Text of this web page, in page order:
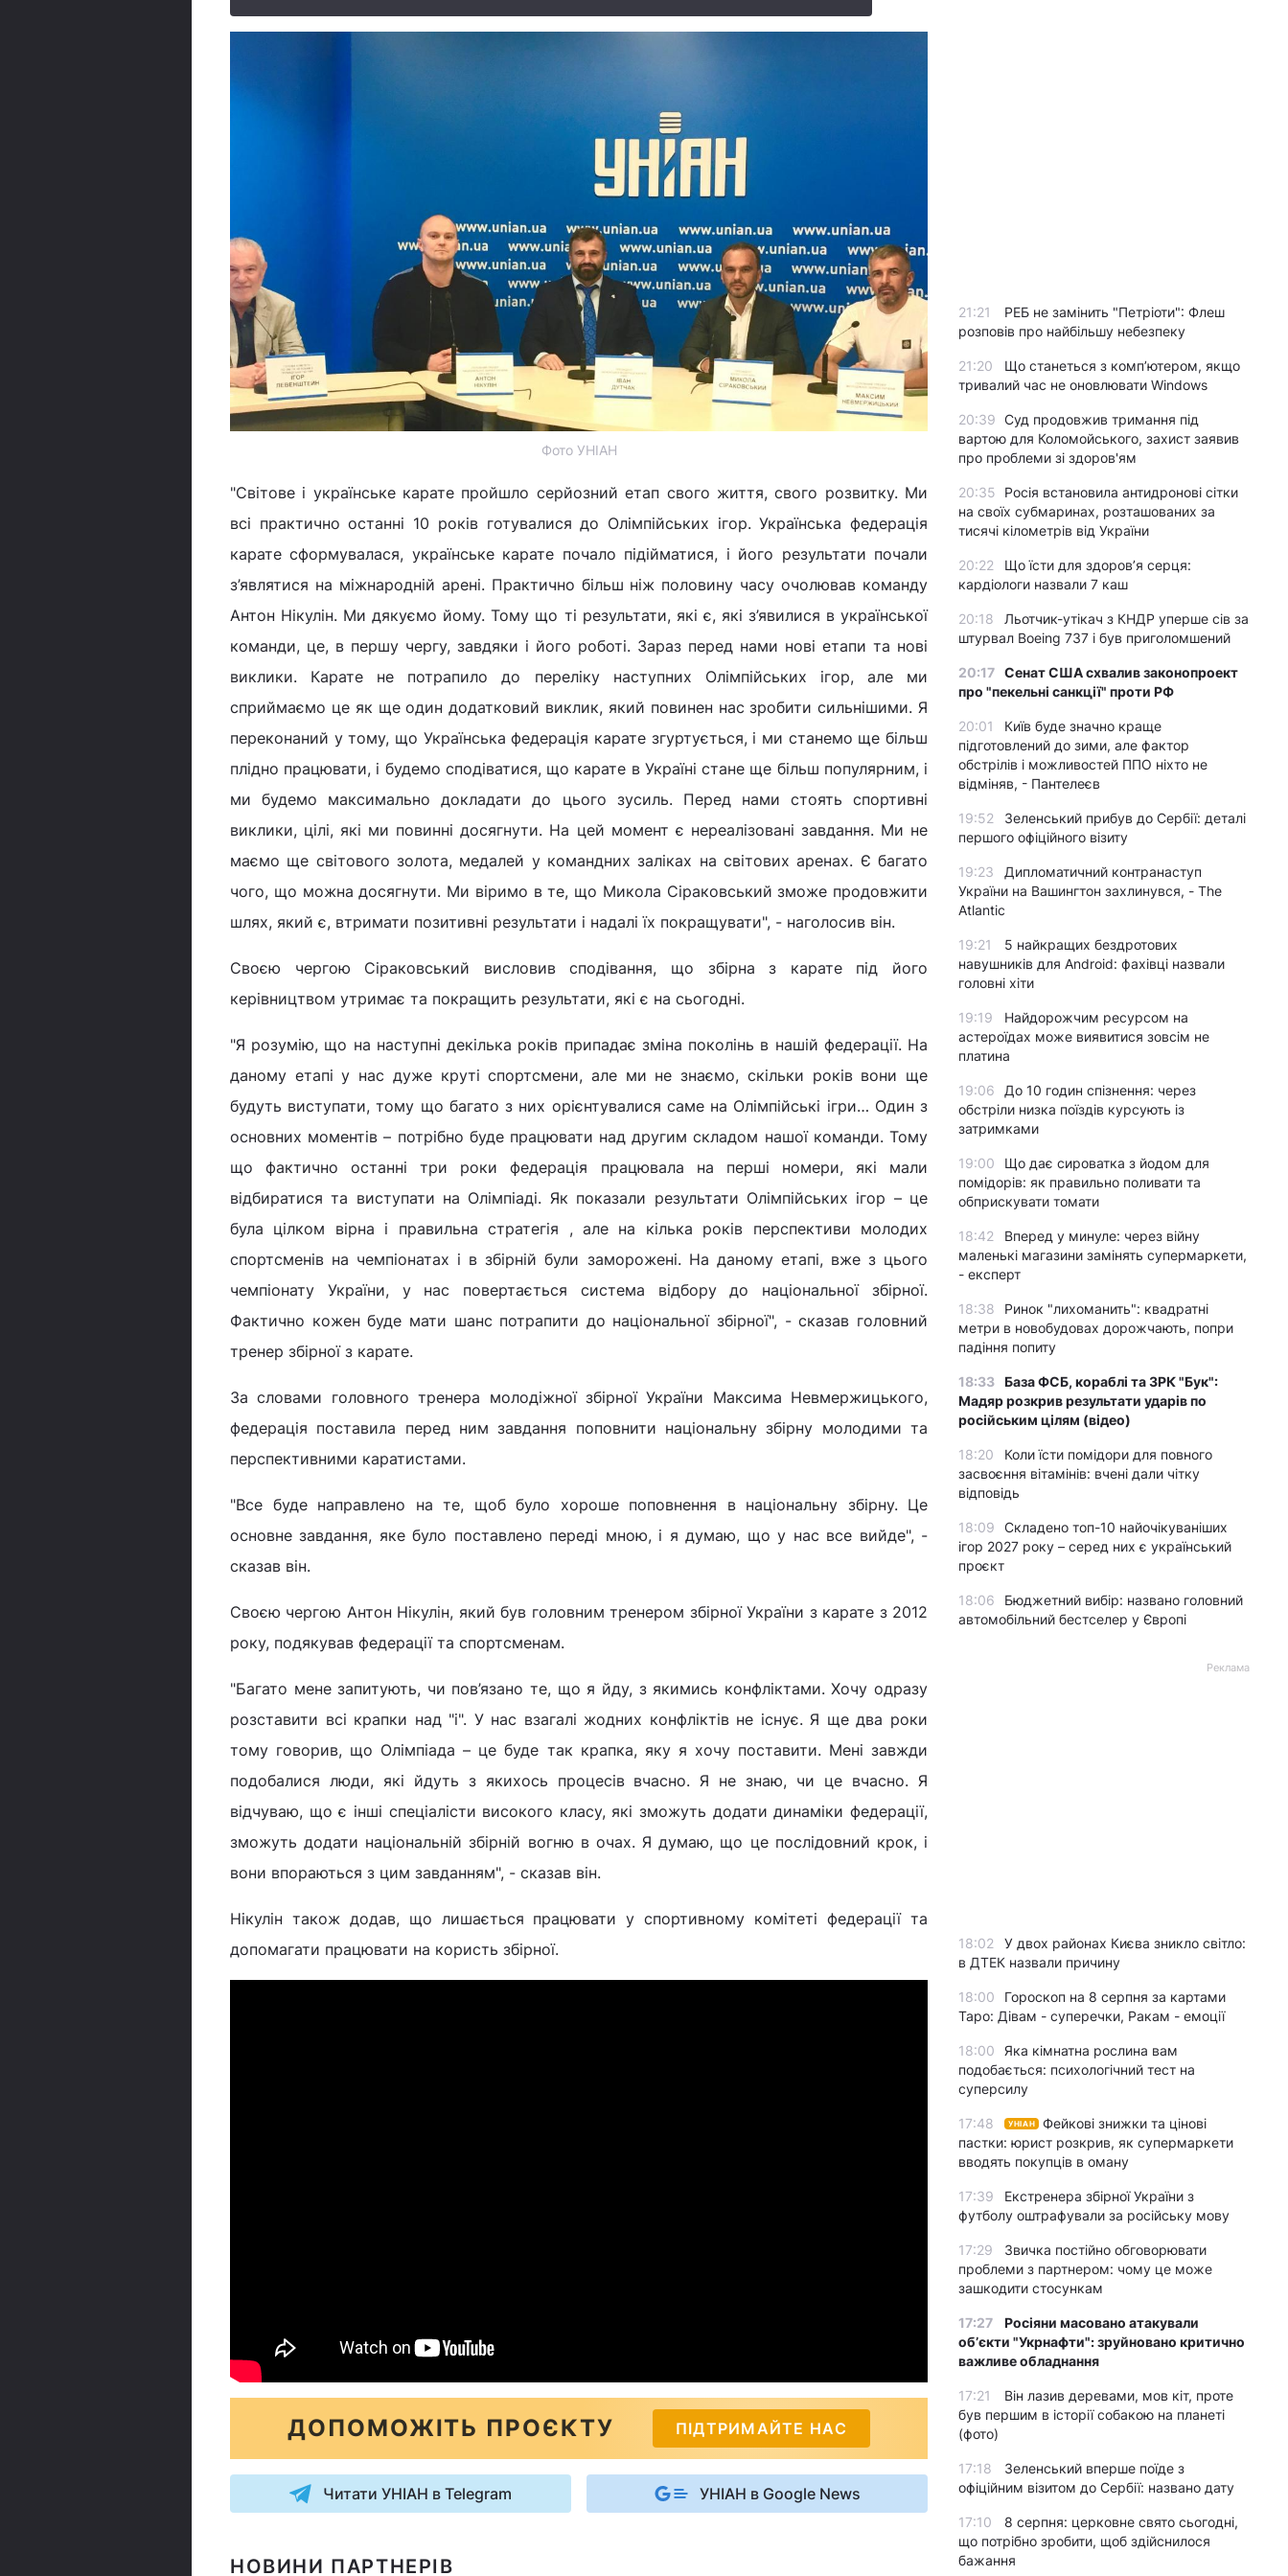
Фото УНІАН
"Світове і українське карате пройшло серйозний етап свого життя, свого розвитку. Ми
всі практично останні 10 років готувалися до Олімпійських ігор. Українська федерація
карате сформувалася, українське карате почало підійматися, і його результати почали
з’являтися на міжнародній арені. Практично більш ніж половину часу очолював команду
Антон Нікулін. Ми дякуємо йому. Тому що ті результати, які є, які з’явилися в української
команди, це, в першу чергу, завдяки і його роботі. Зараз перед нами нові етапи та нові
виклики. Карате не потрапило до переліку наступних Олімпійських ігор, але ми
сприймаємо це як ще один додатковий виклик, який повинен нас зробити сильнішими. Я
переконаний у тому, що Українська федерація карате згуртується, і ми станемо ще більш
плідно працювати, і будемо сподіватися, що карате в Україні стане ще більш популярним, і
ми будемо максимально докладати до цього зусиль. Перед нами стоять спортивні
виклики, цілі, які ми повинні досягнути. На цей момент є нереалізовані завдання. Ми не
маємо ще світового золота, медалей у командних заліках на світових аренах. Є багато
чого, що можна досягнути. Ми віримо в те, що Микола Сіраковський зможе продовжити
шлях, який є, втримати позитивні результати і надалі їх покращувати", - наголосив він.
Своєю чергою Сіраковський висловив сподівання, що збірна з карате під його
керівництвом утримає та покращить результати, які є на сьогодні.
"Я розумію, що на наступні декілька років припадає зміна поколінь в нашій федерації. На
даному етапі у нас дуже круті спортсмени, але ми не знаємо, скільки років вони ще
будуть виступати, тому що багато з них орієнтувалися саме на Олімпійські ігри… Один з
основних моментів – потрібно буде працювати над другим складом нашої команди. Тому
що фактично останні три роки федерація працювала на перші номери, які мали
відбиратися та виступати на Олімпіаді. Як показали результати Олімпійських ігор – це
була цілком вірна і правильна стратегія , але на кілька років перспективи молодих
спортсменів на чемпіонатах і в збірній були заморожені. На даному етапі, вже з цього
чемпіонату України, у нас повертається система відбору до національної збірної.
Фактично кожен буде мати шанс потрапити до національної збірної", - сказав головний
тренер збірної з карате.
За словами головного тренера молодіжної збірної України Максима Невмержицького,
федерація поставила перед ним завдання поповнити національну збірну молодими та
перспективними каратистами.
"Все буде направлено на те, щоб було хороше поповнення в національну збірну. Це
основне завдання, яке було поставлено переді мною, і я думаю, що у нас все вийде", -
сказав він.
Своєю чергою Антон Нікулін, який був головним тренером збірної України з карате з 2012
року, подякував федерації та спортсменам.
"Багато мене запитують, чи пов’язано те, що я йду, з якимись конфліктами. Хочу одразу
розставити всі крапки над "і". У нас взагалі жодних конфліктів не існує. Я ще два роки
тому говорив, що Олімпіада – це буде так крапка, яку я хочу поставити. Мені завжди
подобалися люди, які йдуть з якихось процесів вчасно. Я не знаю, чи це вчасно. Я
відчуваю, що є інші спеціалісти високого класу, які зможуть додати динаміки федерації,
зможуть додати національній збірній вогню в очах. Я думаю, що це послідовний крок, і
вони впораються з цим завданням", - сказав він.
Нікулін також додав, що лишається працювати у спортивному комітеті федерації та
допомагати працювати на користь збірної.
ДОПОМОЖІТЬ ПРОЄКТУ ПІДТРИМАЙТЕ НАС
Читати УНІАН в Telegram УНІАН в Google News
НОВИНИ ПАРТНЕРІВ
21:21
РЕБ не замінить "Петріоти": Флеш
розповів про найбільшу небезпеку
21:20
Що станеться з комп’ютером, якщо
тривалий час не оновлювати Windows
20:39 Суд продовжив тримання під
вартою для Коломойського, захист заявив
про проблеми зі здоров'ям
20:35
Росія встановила антидронові сітки
на своїх субмаринах, розташованих за
тисячі кілометрів від України
20:22
Що їсти для здоров’я серця:
кардіологи назвали 7 каш
20:18
Льотчик-утікач з КНДР уперше сів за
штурвал Boeing 737 і був приголомшений
20:17 Сенат США схвалив законопроект
про "пекельні санкції" проти РФ
20:01
Київ буде значно краще
підготовлений до зими, але фактор
обстрілів і можливостей ППО ніхто не
відміняв, - Пантелеєв
19:52
Зеленський прибув до Сербії: деталі
першого офіційного візиту
19:23
Дипломатичний контранаступ
України на Вашингтон захлинувся, - The
Atlantic
19:21
5 найкращих бездротових
навушників для Android: фахівці назвали
головні хіти
19:19
Найдорожчим ресурсом на
астероїдах може виявитися зовсім не
платина
19:06
До 10 годин спізнення: через
обстріли низка поїздів курсують із
затримками
19:00
Що дає сироватка з йодом для
помідорів: як правильно поливати та
обприскувати томати
18:42
Вперед у минуле: через війну
маленькі магазини замінять супермаркети,
- експерт
18:38
Ринок "лихоманить": квадратні
метри в новобудовах дорожчають, попри
падіння попиту
18:33 База ФСБ, кораблі та ЗРК "Бук":
Мадяр розкрив результати ударів по
російським цілям (відео)
18:20
Коли їсти помідори для повного
засвоєння вітамінів: вчені дали чітку
відповідь
18:09
Складено топ-10 найочікуваніших
ігор 2027 року – серед них є український
проєкт
18:06
Бюджетний вибір: названо головний
автомобільний бестселер у Європі
Реклама
18:02
У двох районах Києва зникло світло:
в ДТЕК назвали причину
18:00
Гороскоп на 8 серпня за картами
Таро: Дівам - суперечки, Ракам - емоції
18:00
Яка кімнатна рослина вам
подобається: психологічний тест на
суперсилу
17:48 УНІАН
Фейкові знижки та цінові
пастки: юрист розкрив, як супермаркети
вводять покупців в оману
17:39
Екстренера збірної України з
футболу оштрафували за російську мову
17:29
Звичка постійно обговорювати
проблеми з партнером: чому це може
зашкодити стосункам
17:27
Росіяни масовано атакували
обʼєкти "Укрнафти": зруйновано критично
важливе обладнання
17:21
Він лазив деревами, мов кіт, проте
був першим в історії собакою на планеті
(фото)
17:18
Зеленський вперше поїде з
офіційним візитом до Сербії: названо дату
17:10
8 серпня: церковне свято сьогодні,
що потрібно зробити, щоб здійснилося
бажання